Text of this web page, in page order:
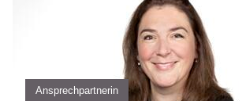
Ansprechpartnerin